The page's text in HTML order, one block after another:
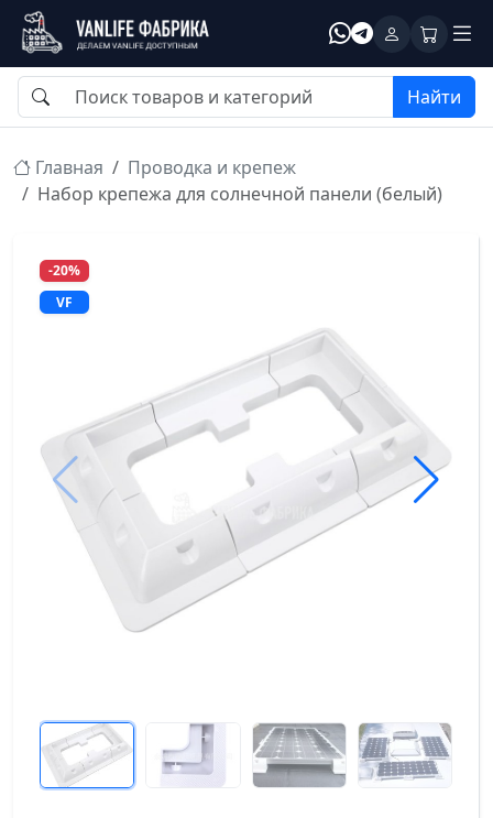
Найти
Главная
Проводка и крепеж
Набор крепежа для солнечной панели (белый)
-20%
VF